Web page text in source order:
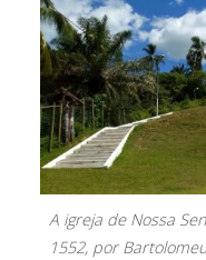
A igreja de Nossa
1552, por